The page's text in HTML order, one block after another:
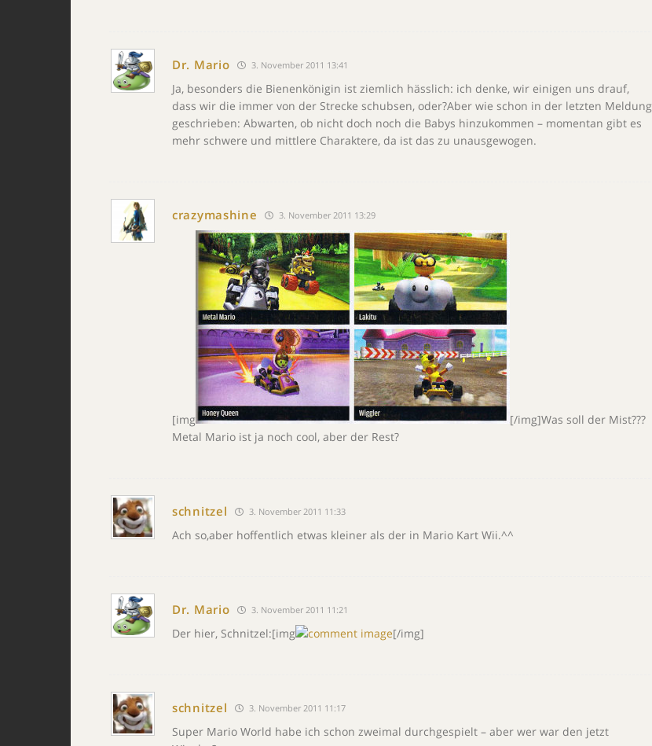
Dr. Mario 3. November 2011 13:41
Ja, besonders die Bienenkönigin ist ziemlich hässlich: ich denke, wir einigen uns drauf,
dass wir die immer von der Strecke schubsen, oder?Aber wie schon in der letzten Meldung
geschrieben: Abwarten, ob nicht doch noch die Babys hinzukommen – momentan gibt es
mehr schwere und mittlere Charaktere, da ist das zu unausgewogen.
crazymashine 3. November 2011 13:29
[img
[/img]Was soll der Mist???
Metal Mario ist ja noch cool, aber der Rest?
schnitzel 3. November 2011 11:33
Ach so,aber hoffentlich etwas kleiner als der in Mario Kart Wii.^^
Dr. Mario 3. November 2011 11:21
Der hier, Schnitzel:[img [/img]
schnitzel 3. November 2011 11:17
Super Mario World habe ich schon zweimal durchgespielt – aber wer war den jetzt